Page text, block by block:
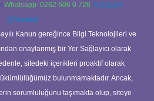
Whatsapp: 0262 606 0 726 Telegram:
@karabul
Kanun gereğince Bilgi Teknolojileri ve
onaylanmış bir Yer Sağlayıcı olarak
sitedeki içerikleri proaktif olarak
bulunmamaktadır. Ancak,
sorumluluğunu taşımakta olup, siteye